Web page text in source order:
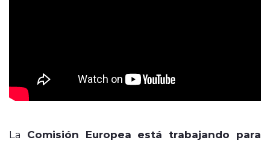
La Comisión Europea está trabajando para